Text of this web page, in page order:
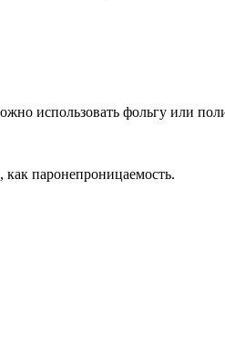
использовать фольгу или
паронепроницаемость.